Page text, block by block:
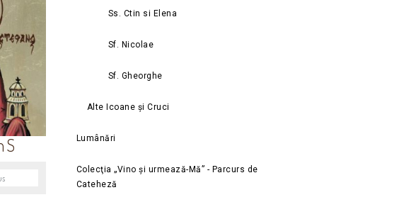
S
Ss. Ctin si Elena
Sf. Nicolae
Sf. Gheorghe
Alte Icoane și Cruci
Lumânări
Colecţia „Vino și urmează-Mă” - Parcurs de
Cateheză